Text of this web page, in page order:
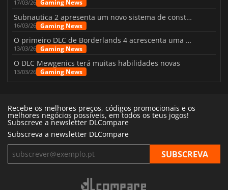
17/03/26 Gaming News
Subnautica 2 apresenta um novo sistema de construção de bases
16/03/26 Gaming News
O primeiro DLC de Borderlands 4 acrescenta uma nova personagem e muito mais
13/03/26 Gaming News
O DLC Mewgenics terá muitas habilidades novas
13/03/26 Gaming News
Recebe os melhores preços, códigos promocionais e os
melhores negócios possíveis, em todos os teus jogos!
Subscreve a newsletter DLCompare
Subscreva a newsletter DLCompare